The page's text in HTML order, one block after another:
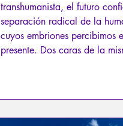
transhumanista, el futuro
separación radical de la
cuyos embriones percibimos
presente. Dos caras de la